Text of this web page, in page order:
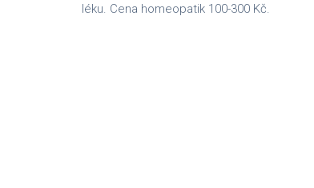
léku. Cena homeopatik 100-300 Kč.